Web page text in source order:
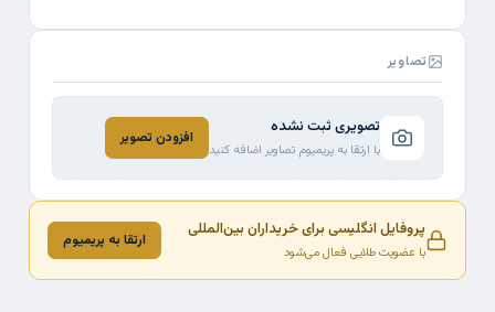
تصاویر
تصویری ثبت نشده
با ارتقا به پریمیوم تصاویر اضافه کنید
افزودن تصویر
پروفایل انگلیسی برای خریداران بین‌المللی
با عضویت طلایی فعال می‌شود
ارتقا به پریمیوم